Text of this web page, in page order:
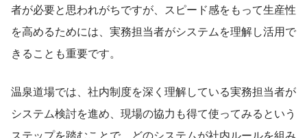
者が必要と思われがちですが、スピード感をもって生産性
を高めるためには、実務担当者がシステムを理解し活用で
きることも重要です。
温泉道場では、社内制度を深く理解している実務担当者が
システム検討を進め、現場の協力も得て使ってみるという
ステップを踏むことで、どのシステムが社内ルールを組み